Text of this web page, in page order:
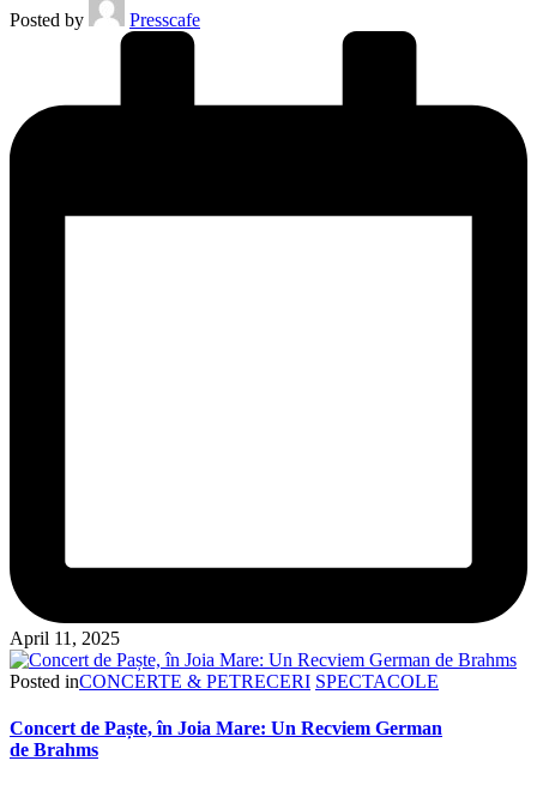
Posted by
Presscafe
April 11, 2025
Posted inCONCERTE & PETRECERI SPECTACOLE
Concert de Paște, în Joia Mare: Un Recviem German
de Brahms